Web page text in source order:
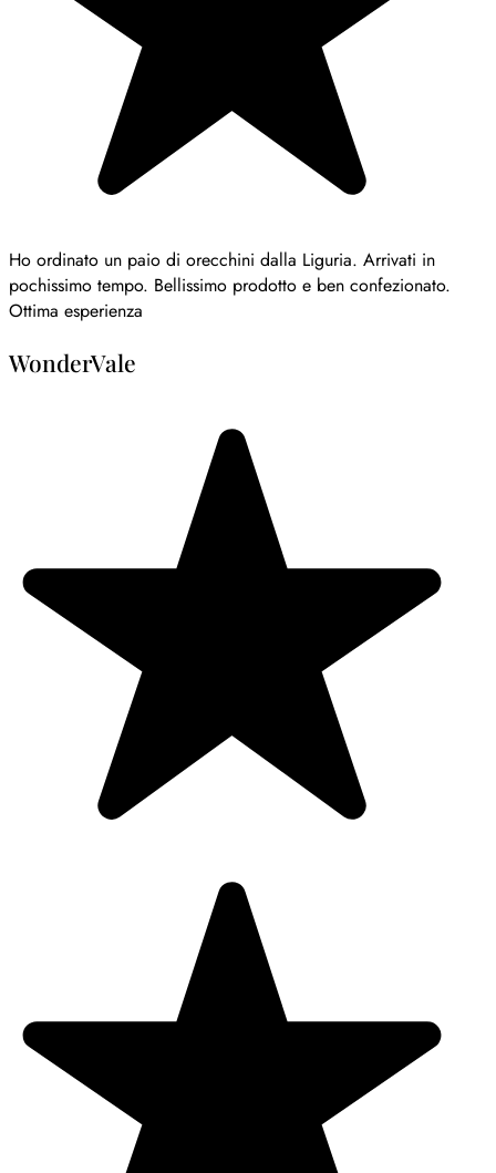
Ho ordinato un paio di orecchini dalla Liguria. Arrivati in
pochissimo tempo. Bellissimo prodotto e ben confezionato.
Ottima esperienza
WonderVale